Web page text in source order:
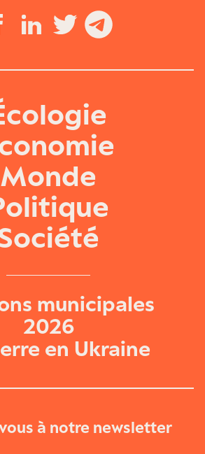
Monde
municipales
2026
en Ukraine
à notre newsletter